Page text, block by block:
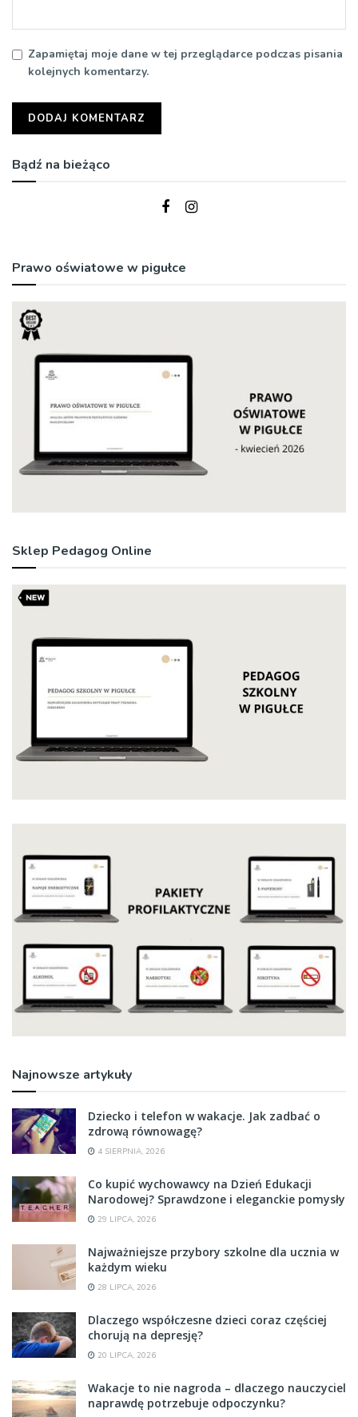
Zapamiętaj moje dane w tej przeglądarce podczas pisania
kolejnych komentarzy.
Bądź na bieżąco
Prawo oświatowe w pigułce
Sklep Pedagog Online
Najnowsze artykuły
Dziecko i telefon w wakacje. Jak zadbać o
zdrową równowagę?
4 SIERPNIA, 2026
Co kupić wychowawcy na Dzień Edukacji
Narodowej? Sprawdzone i eleganckie pomysły
29 LIPCA, 2026
Najważniejsze przybory szkolne dla ucznia w
każdym wieku
28 LIPCA, 2026
Dlaczego współczesne dzieci coraz częściej
chorują na depresję?
20 LIPCA, 2026
Wakacje to nie nagroda – dlaczego nauczyciel
naprawdę potrzebuje odpoczynku?